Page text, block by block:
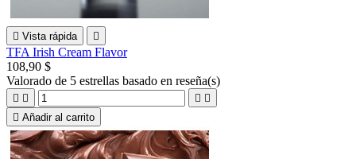
 Vista rápida 
TFA Irish Cream Flavor
108,90 $
Valorado de 5 estrellas basado en reseña(s)
   
 Añadir al carrito